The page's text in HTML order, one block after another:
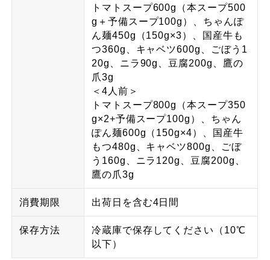
トマトスープ600g（本スープ500
g＋予備スープ100g）、ちゃんぽ
ん麺450g（150g×3）、国産牛も
つ360g、キャベツ600g、ごぼう1
20g、ニラ90g、豆腐200g、鷹の
爪3g
＜4人前＞
トマトスープ800g（本スープ350
g×2+予備スープ100g）、ちゃん
ぽん麺600g（150g×4）、国産牛
もつ480g、キャベツ800g、ごぼ
う160g、ニラ120g、豆腐200g、
鷹の爪3g
消費期限 出荷日を含む4日間
保存方法
冷蔵庫で保存してください（10℃
以下）